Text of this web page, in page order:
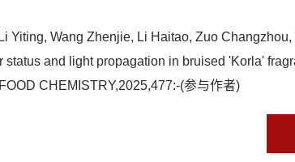
Yiting, Wang Zhenjie, Li Haitao, Zuo
status and light propagation in bruised 'Korla'
CHEMISTRY,2025,477:-(参与作者)